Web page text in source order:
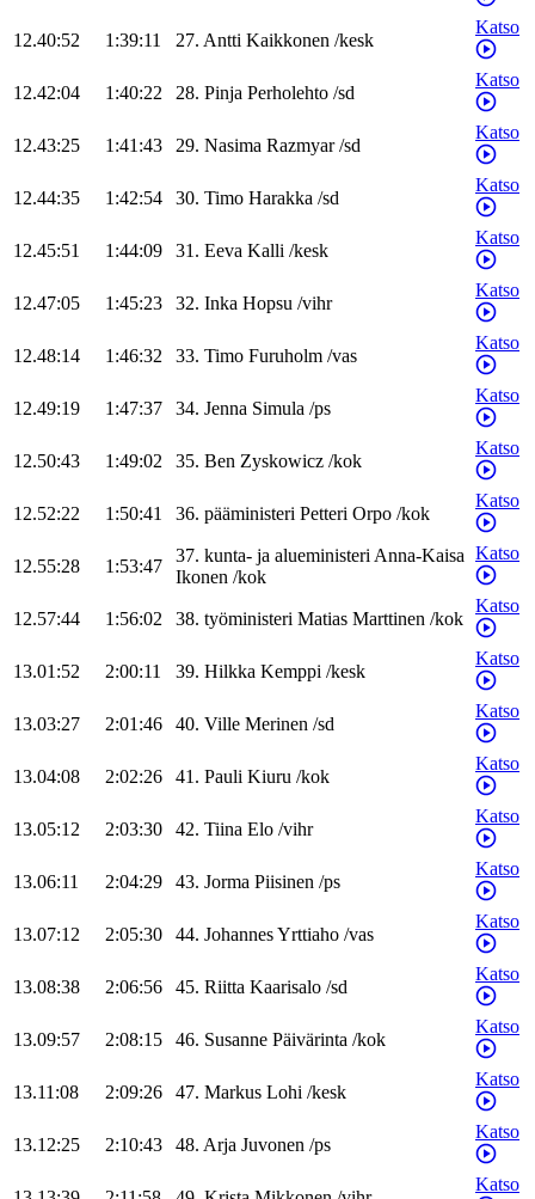
12.40:52 1:39:11 27. Antti Kaikkonen /kesk
Katso
12.42:04 1:40:22 28. Pinja Perholehto /sd
Katso
12.43:25 1:41:43 29. Nasima Razmyar/sd
Katso
12.44:35 1:42:54 30. Timo Harakka /sd
Katso
12.45:51 1:44:09 31. Eeva Kalli /kesk
Katso
12.47:05 1:45:23 32. Inka Hopsu /vihr
Katso
12.48:14 1:46:32 33. Timo Furuholm /vas
Katso
12.49:19 1:47:37 34. Jenna Simula /ps
Katso
12.50:43 1:49:02 35. Ben Zyskowicz /kok
Katso
12.52:22 1:50:41 36. pääministeri Petteri Orpo /kok
Katso
12.55:28 1:53:47
37. kunta- ja alueministeriAnna-Kaisa
Ikonen /kok
Katso
12.57:44 1:56:02 38. työministeri Matias Marttinen /kok
Katso
13.01:52 2:00:11 39. Hilkka Kemppi /kesk
Katso
13.03:27 2:01:46 40. Ville Merinen /sd
Katso
13.04:08 2:02:26 41. Pauli Kiuru /kok
Katso
13.05:12 2:03:30 42. Tiina Elo /vihr
Katso
13.06:11 2:04:29 43. Jorma Piisinen /ps
Katso
13.07:12 2:05:30 44. JohannesYrttiaho /vas
Katso
13.08:38 2:06:56 45. Riitta Kaarisalo /sd
Katso
13.09:57 2:08:15 46. Susanne Päivärinta /kok
Katso
13.11:08 2:09:26 47. Markus Lohi /kesk
Katso
13.12:25 2:10:43 48. Arja Juvonen /ps
Katso
Katso